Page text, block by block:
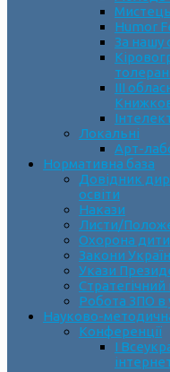
Humor
За нашу
ІII
Локальні
Арт-
Нормативна база
Довідник
освіти
Накази
Листи/
Охорона
Закони
Укази
Робота ЗПО в
Науково-
Конференції
І